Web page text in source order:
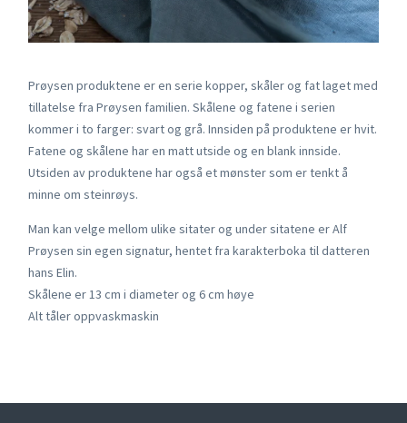
Prøysen produktene er en serie kopper, skåler og fat laget med
tillatelse fra Prøysen familien. Skålene og fatene i serien
kommer i to farger: svart og grå. Innsiden på produktene er hvit.
Fatene og skålene har en matt utside og en blank innside.
Utsiden av produktene har også et mønster som er tenkt å
minne om steinrøys.
Man kan velge mellom ulike sitater og under sitatene er Alf
Prøysen sin egen signatur, hentet fra karakterboka til datteren
hans Elin.
Skålene er 13 cm i diameter og 6 cm høye
Alt tåler oppvaskmaskin